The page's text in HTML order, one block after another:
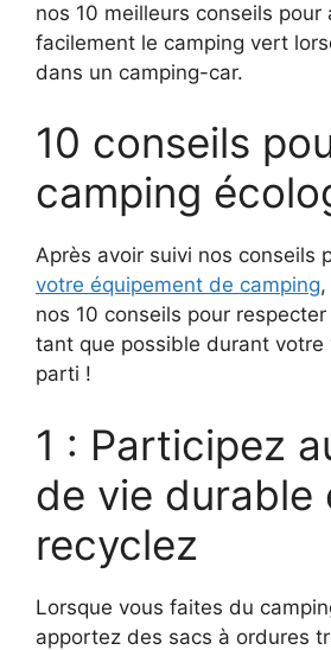
nos 10 meilleurs conseils pour
facilement le camping vert
dans un camping-car.
10 conseils
camping
Après avoir suivi nos conseils
votre équipement de camping
nos 10 conseils pour respecter
tant que possible durant votre
parti !
1 : Participez
de vie durable
recyclez
Lorsque vous faites du
apportez des sacs à ordures